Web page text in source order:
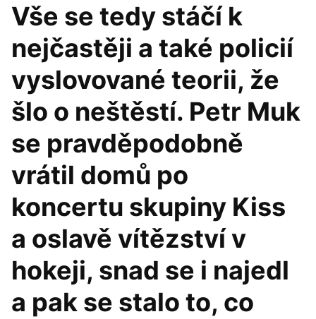
Vše se tedy stáčí k
nejčastěji a také policií
vyslovované teorii, že
šlo o neštěstí. Petr Muk
se pravděpodobně
vrátil domů po
koncertu skupiny Kiss
a oslavě vítězství v
hokeji, snad se i najedl
a pak se stalo to, co